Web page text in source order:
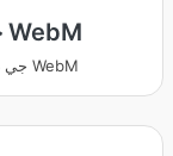
AC3 جي طرف WebM
تبديل ڪريو AC3 جي طرف WebM